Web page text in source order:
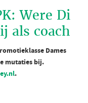
Were Di
als coach
Dames
mutaties bij.
.